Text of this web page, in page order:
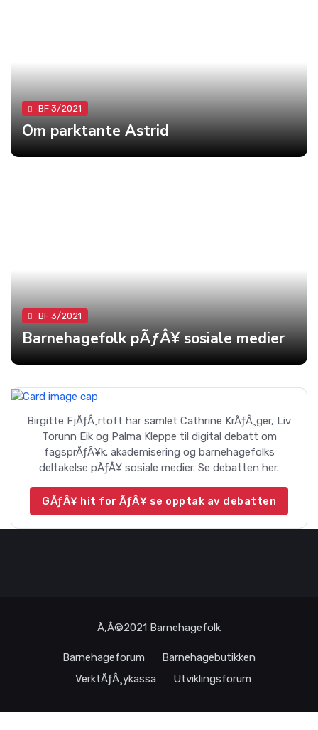
BF 3/2021
Om parktante Astrid
BF 3/2021
Barnehagefolk pÃƒÂ¥ sosiale medier
Birgitte FjÃƒÂ¸rtoft har samlet Cathrine KrÃƒÂ¸ger, Liv
Torunn Eik og Palma Kleppe til digital debatt om
fagsprÃƒÂ¥k. akademisering og barnehagefolks
deltakelse pÃƒÂ¥ sosiale medier. Se debatten her.
GÃƒÂ¥ hit for ÃƒÂ¥ se opptak av debatten
Ã‚Â©2021 Barnehagefolk
Barnehageforum
Barnehagebutikken
VerktÃƒÂ¸ykassa
Utviklingsforum